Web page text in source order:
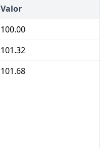
Valor
100.00
101.32
101.68